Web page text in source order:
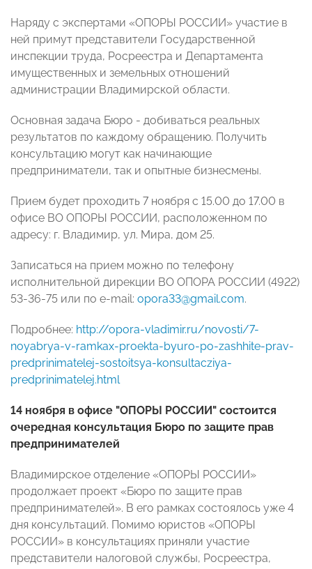
Наряду с экспертами «ОПОРЫ РОССИИ» участие в
ней примут представители Государственной
инспекции труда, Росреестра и Департамента
имущественных и земельных отношений
администрации Владимирской области.
Основная задача Бюро - добиваться реальных
результатов по каждому обращению. Получить
консультацию могут как начинающие
предприниматели, так и опытные бизнесмены.
Прием будет проходить 7 ноября с 15.00 до 17.00 в
офисе ВО ОПОРЫ РОССИИ, расположенном по
адресу: г. Владимир, ул. Мира, дом 25.
Записаться на прием можно по телефону
исполнительной дирекции ВО ОПОРА РОССИИ (4922)
53-36-75 или по e-mail: opora33@gmail.com.
Подробнее: http://opora-vladimir.ru/novosti/7-
noyabrya-v-ramkax-proekta-byuro-po-zashhite-prav-
predprinimatelej-sostoitsya-konsultacziya-
predprinimatelej.html
14 ноября в офисе "ОПОРЫ РОССИИ" состоится
очередная консультация Бюро по защите прав
предпринимателей
Владимирское отделение «ОПОРЫ РОССИИ»
продолжает проект «Бюро по защите прав
предпринимателей». В его рамках состоялось уже 4
дня консультаций. Помимо юристов «ОПОРЫ
РОССИИ» в консультациях приняли участие
представители налоговой службы, Росреестра,